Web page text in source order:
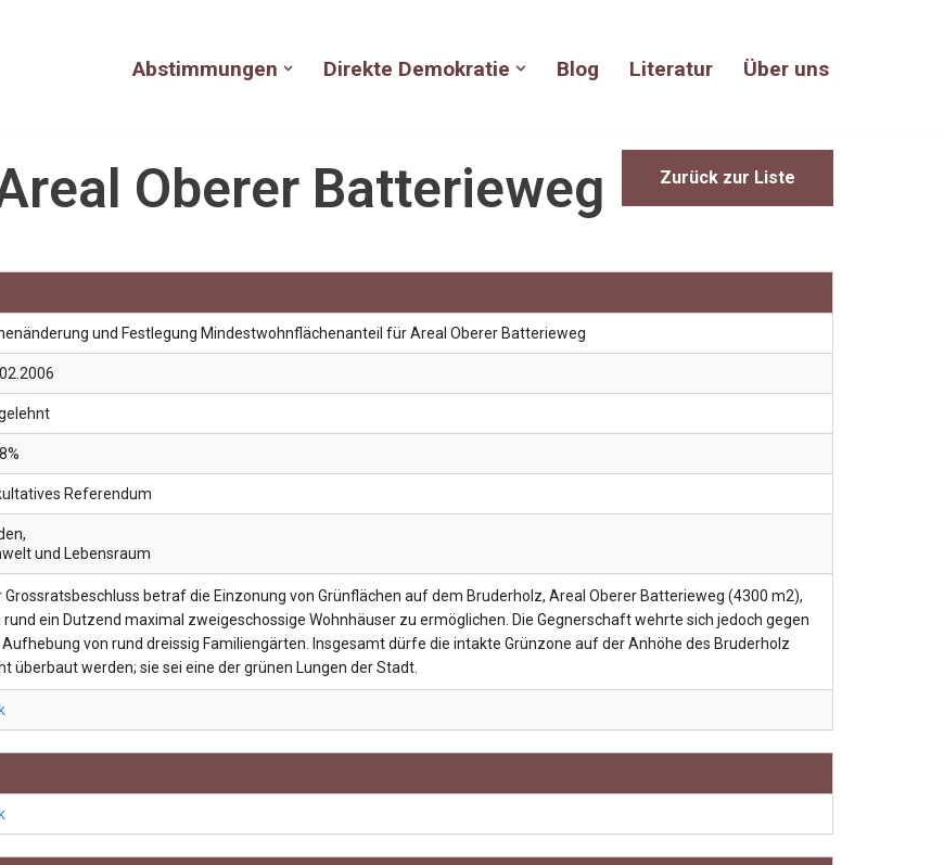
Abstimmungen Direkte Demokratie Blog Literatur Über uns
Zurück zur Liste
Oberer Batterieweg
und Festlegung Mindestwohnflächenanteil für Areal Oberer Batterieweg
Referendum
,
und Lebensraum
Grossratsbeschluss betraf die Einzonung von Grünflächen auf dem Bruderholz, Areal Oberer Batterieweg (4300 m2),
rund ein Dutzend maximal zweigeschossige Wohnhäuser zu ermöglichen. Die Gegnerschaft wehrte sich jedoch gegen
Aufhebung von rund dreissig Familiengärten. Insgesamt dürfe die intakte Grünzone auf der Anhöhe des Bruderholz
überbaut werden; sie sei eine der grünen Lungen der Stadt.